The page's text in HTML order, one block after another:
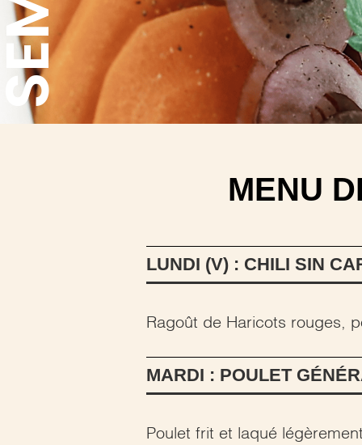
MENU
LUNDI (V) : CHILI SIN
Ragoût de Haricots rouges,
MARDI : POULET
Poulet frit et laqué